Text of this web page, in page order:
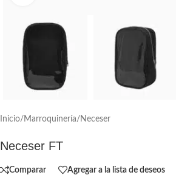
Inicio/ Marroquinería/ Neceser
Neceser FT
Comparar Agregar a la lista de deseos